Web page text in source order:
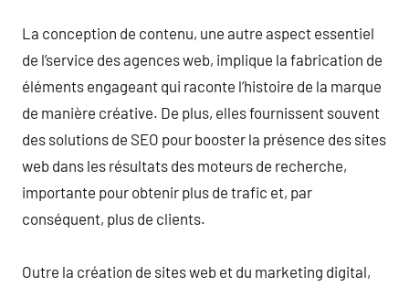
La conception de contenu, une autre aspect essentiel
de l’service des agences web, implique la fabrication de
éléments engageant qui raconte l’histoire de la marque
de manière créative. De plus, elles fournissent souvent
des solutions de SEO pour booster la présence des sites
web dans les résultats des moteurs de recherche,
importante pour obtenir plus de trafic et, par
conséquent, plus de clients.
Outre la création de sites web et du marketing digital,